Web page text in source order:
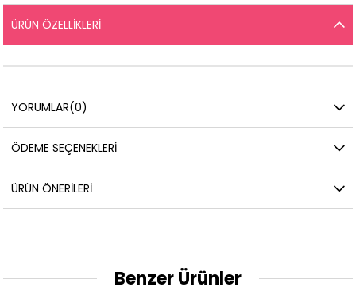
ÜRÜN ÖZELLIKLERI
YORUMLAR(0)
ÖDEME SEÇENEKLERI
ÜRÜN ÖNERILERI
Benzer Ürünler